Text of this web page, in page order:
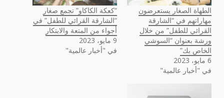
الطهاة الصغار يستعرضون
مهاراتهم في “الشارقة
القرائي للطفل” من خلال
ورشة بعنوان “السوشي
الخاص بك”
6 مايو، 2023
في "أخبار عالمية"
“كعكة الكاكاو” تجمع صغار
“الشارقة القرائي للطفل” في
أجواء من المتعة والابتكار
9 مايو، 2023
في "أخبار عالمية"